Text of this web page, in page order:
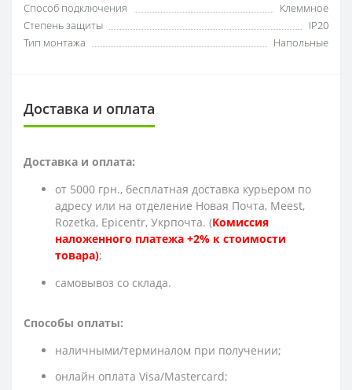
Способ подключения
Клеммное
Степень защиты
IP20
Тип монтажа
Напольные
Доставка и оплата
Доставка и оплата:
от 5000 грн., бесплатная доставка курьером по
адресу или на отделение Новая Почта, Meest,
Rozetka, Epicentr, Укрпочта. (Комиссия
наложенного платежа +2% к стоимости
товара);
cамовывоз со склада.
Способы оплаты:
наличными/терминалом при получении;
онлайн оплата Visa/Mastercard;